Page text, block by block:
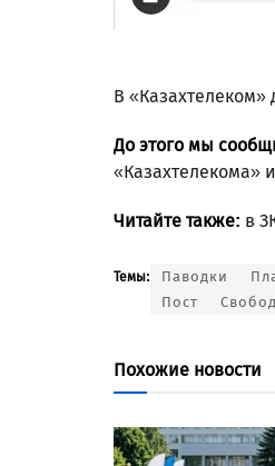
В
До этого мы
«Казахтелекома»
Читайте также: в
Темы: Паводки
Пост
Похожие новости